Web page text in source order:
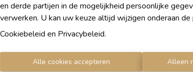
en derde partijen in de mogelijkheid persoonlijke
verwerken. U kan uw keuze altijd wijzigen onderaan
Cookiebeleid en Privacybeleid.
Alle cookies accepteren Alleen
ruim huis met 4
Bousval!